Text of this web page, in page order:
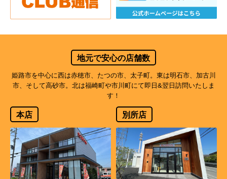
地元で安心の店舗数
姫路市を中心に西は赤穂市、たつの市、太子町。東は明石市、加古川
市、そして高砂市。北は福崎町や市川町にて即日&翌日訪問いたしま
す！
本店 別所店